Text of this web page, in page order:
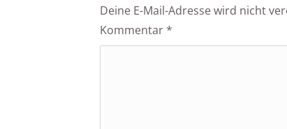
Deine E-Mail-Adresse wird nicht
Kommentar *